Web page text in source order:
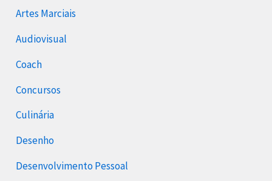
Artes Marciais
Audiovisual
Coach
Concursos
Culinária
Desenho
Desenvolvimento Pessoal